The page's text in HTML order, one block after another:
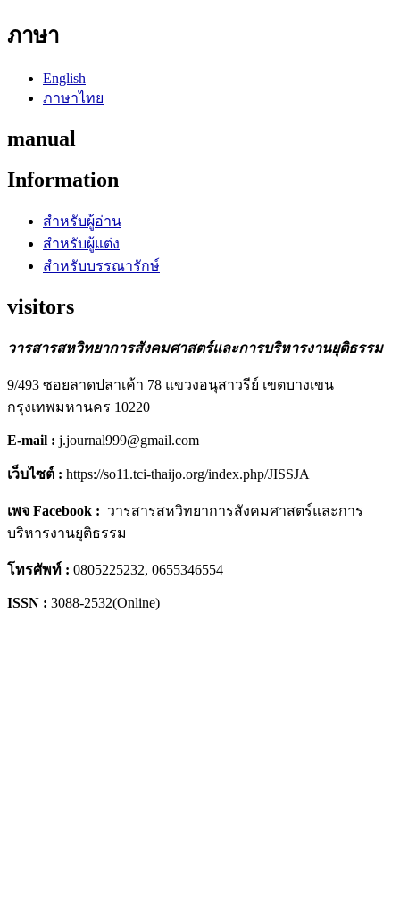
ภาษา
English
ภาษาไทย
manual
Information
สำหรับผู้อ่าน
สำหรับผู้แต่ง
สำหรับบรรณารักษ์
visitors
วารสารสหวิทยาการสังคมศาสตร์และการบริหารงานยุติธรรม
9/493 ซอยลาดปลาเค้า 78 แขวงอนุสาวรีย์ เขตบางเขน
กรุงเทพมหานคร 10220
E-mail : j.journal999@gmail.com
เว็บไซต์ : https://so11.tci-thaijo.org/index.php/JISSJA
เพจ Facebook : วารสารสหวิทยาการสังคมศาสตร์และการ
บริหารงานยุติธรรม
โทรศัพท์ : 0805225232, 0655346554
ISSN : 3088-2532(Online)